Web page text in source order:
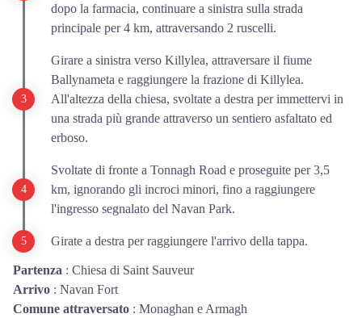
dopo la farmacia, continuare a sinistra sulla strada
principale per 4 km, attraversando 2 ruscelli.
Girare a sinistra verso Killylea, attraversare il fiume
Ballynameta e raggiungere la frazione di Killylea.
All'altezza della chiesa, svoltate a destra per immettervi in
una strada più grande attraverso un sentiero asfaltato ed
erboso.
Svoltate di fronte a Tonnagh Road e proseguite per 3,5
km, ignorando gli incroci minori, fino a raggiungere
l'ingresso segnalato del Navan Park.
Girate a destra per raggiungere l'arrivo della tappa.
Partenza : Chiesa di Saint Sauveur
Arrivo : Navan Fort
Comune attraversato : Monaghan e Armagh